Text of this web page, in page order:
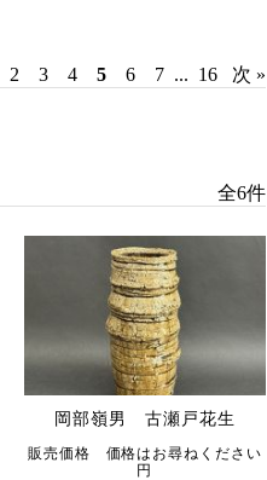
2 3 4 5 6 7 ... 16 次 »
全6件
岡部嶺男 古瀬戸花生
販売価格 価格はお尋ねください
円